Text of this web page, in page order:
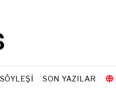
SÖYLEŞI SON YAZILAR